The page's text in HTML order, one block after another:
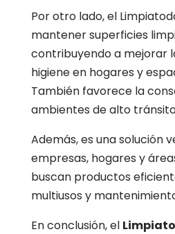
Por otro lado, el
mantener superficies
contribuyendo a mejorar
higiene en hogares y
También favorece la
ambientes de alto
Además, es una solución
empresas, hogares y
buscan productos
multiusos y
En conclusión, el